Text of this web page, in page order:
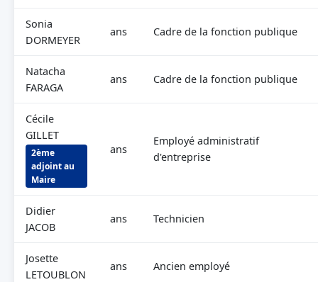
Sonia
DORMEYER
ans Cadre de la fonction publique
Natacha
FARAGA
ans Cadre de la fonction publique
Cécile
GILLET
2ème
adjoint au
Maire
ans
Employé administratif
d'entreprise
Didier
JACOB
ans Technicien
Josette
LETOUBLON
ans Ancien employé